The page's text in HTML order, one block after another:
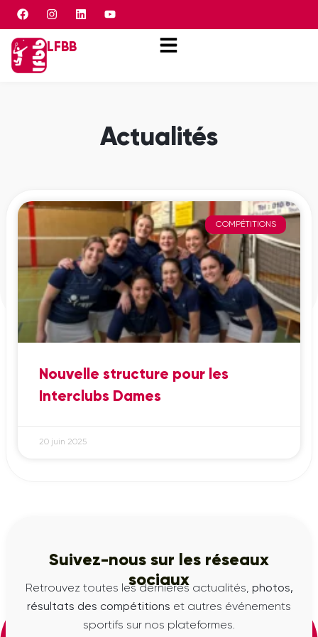
Panneau de gestion des cookies
LFBB
Actualités
COMPÉTITIONS
Nouvelle structure pour les
Interclubs Dames
20 juin 2025
Suivez-nous sur les réseaux
sociaux
Retrouvez toutes les dernières actualités, photos,
résultats des compétitions et autres événements
sportifs sur nos plateformes.